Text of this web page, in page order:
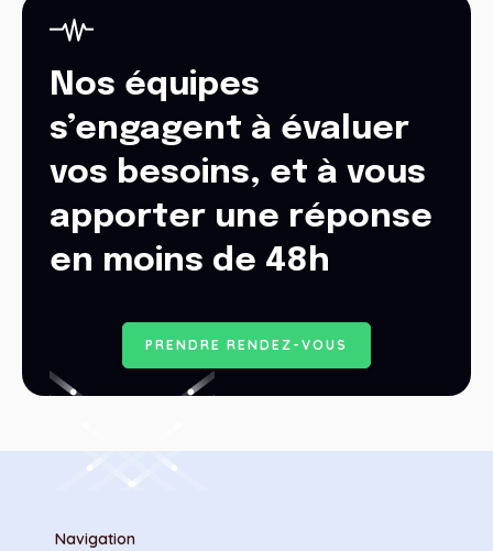
Nos équipes
s’engagent à évaluer
vos besoins, et à vous
apporter une réponse
en moins de 48h
P RE ND RE RE ND E Z - VO US
Navigation